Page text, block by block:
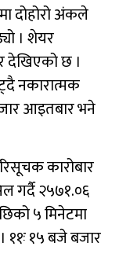
दोहोरो अंकले
। शेयर
देखिएको छ ।
नकारात्मक
आइतबार भने
कारोबार
गर्दै २५७१.०६
५ मिनेटमा
१५ बजे बजार